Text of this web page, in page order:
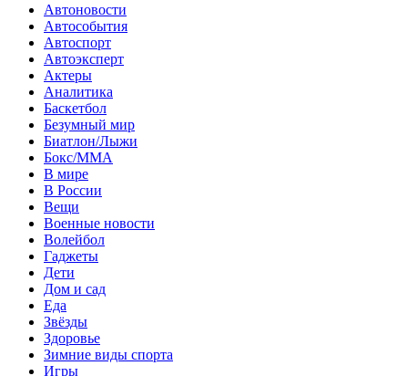
Автоновости
Автособытия
Автоспорт
Автоэксперт
Актеры
Аналитика
Баскетбол
Безумный мир
Биатлон/Лыжи
Бокс/MMA
В мире
В России
Вещи
Военные новости
Волейбол
Гаджеты
Дети
Дом и сад
Еда
Звёзды
Здоровье
Зимние виды спорта
Игры